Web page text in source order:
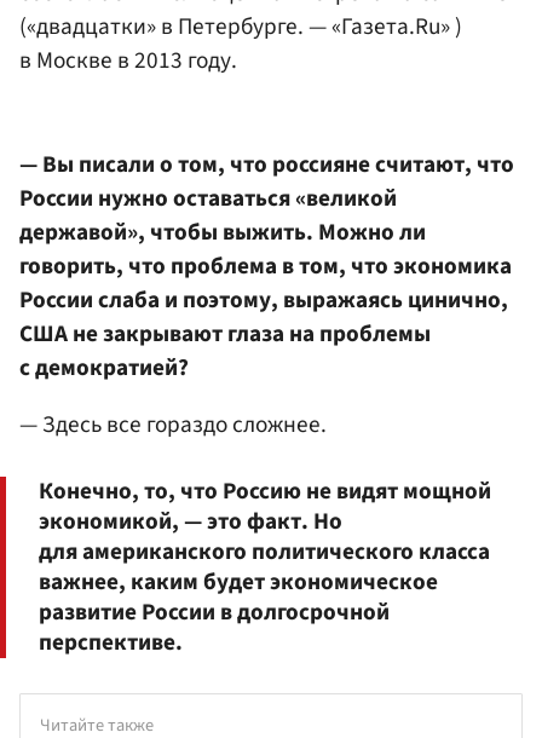
(«двадцатки» в Петербурге. — «Газета.Ru» )
в Москве в 2013 году.
— Вы писали о том, что россияне считают, что
России нужно оставаться «великой
державой», чтобы выжить. Можно ли
говорить, что проблема в том, что экономика
России слаба и поэтому, выражаясь цинично,
США не закрывают глаза на проблемы
с демократией?
— Здесь все гораздо сложнее.
Конечно, то, что Россию не видят мощной
экономикой, — это факт. Но
для американского политического класса
важнее, каким будет экономическое
развитие России в долгосрочной
перспективе.
Читайте также